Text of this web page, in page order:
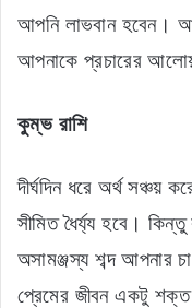
আপনি লাভবান হবেন।
আপনাকে প্রচারের
কুম্ভ রাশি
দীর্ঘদিন ধরে অর্থ
সীমিত ধৈর্য্য হবে।
অসামঞ্জস্য শব্দ আপনার
প্রেমের জীবন একটু শক্ত